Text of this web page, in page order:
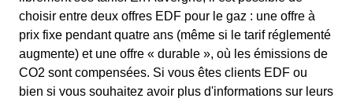
choisir entre deux offres EDF pour le gaz : une offre à
prix fixe pendant quatre ans (même si le tarif réglementé
augmente) et une offre « durable », où les émissions de
CO2 sont compensées. Si vous êtes clients EDF ou
bien si vous souhaitez avoir plus d'informations sur leurs